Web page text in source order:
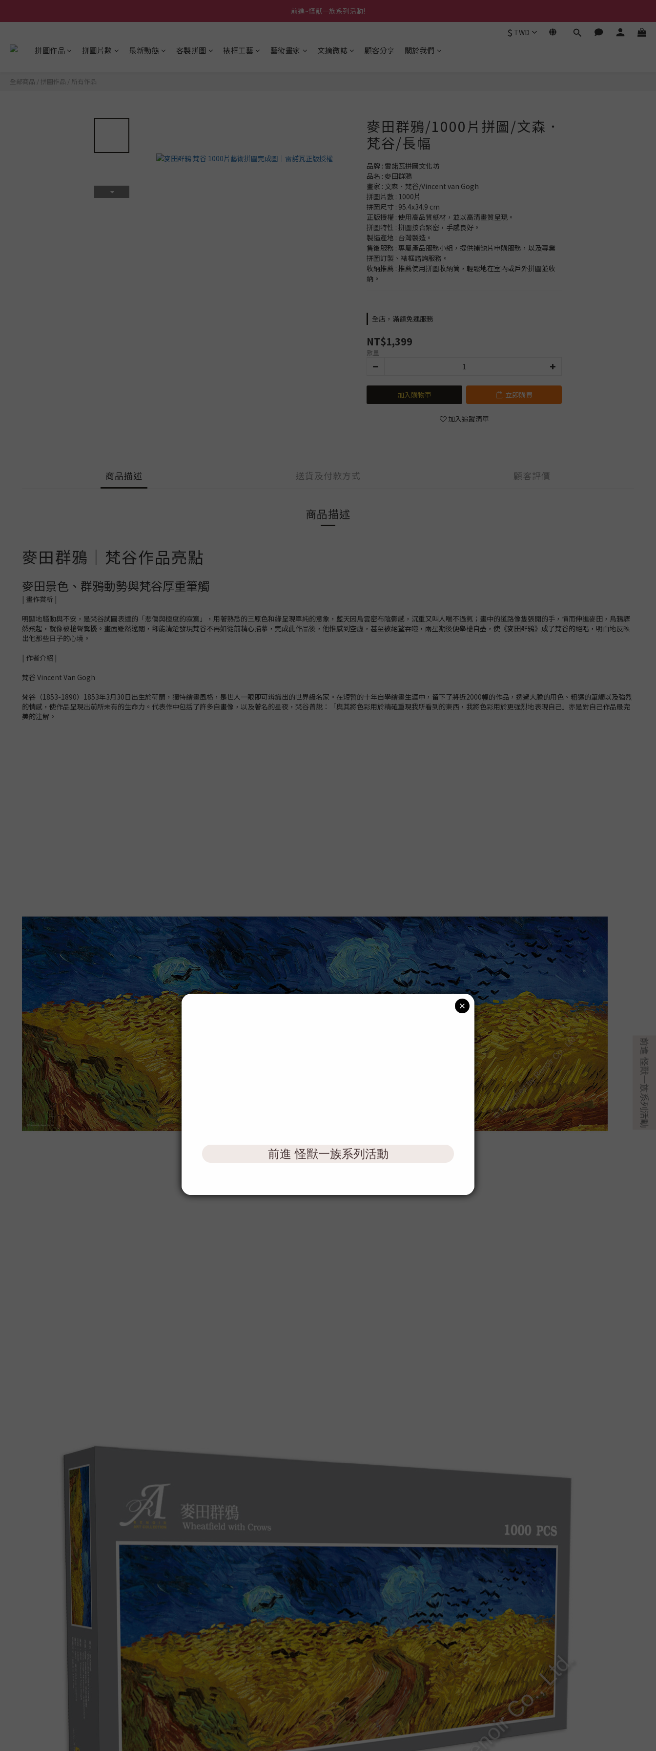
前進~怪獸一族系列活動!
前進~怪獸一族系列活動!
前進~怪獸一族系列活動!
$ TWD
拼圖作品 拼圖片數 最新動態 客製拼圖 裱框工藝 藝術畫家 文摘微誌 顧客分享 關於我們
全部商品 / 拼圖作品 / 所有作品
麥田群鴉/1000片拼圖/文森．
梵谷/長幅
品牌 : 雷諾瓦拼圖文化坊
品名 : 麥田群鴉
畫家 : 文森．梵谷/Vincent van Gogh
拼圖片數 : 1000片
拼圖尺寸 : 95.4x34.9 cm
正版授權 : 使用高品質紙材，並以高清畫質呈現。
拼圖特性 : 拼圖接合緊密，手感良好。
製造產地 : 台灣製造。
售後服務 : 專屬產品服務小組，提供補缺片申購服務，以及專業
拼圖訂製、裱框諮詢服務。
收納推薦 : 推薦使用拼圖收納筒，輕鬆地在室內或戶外拼圖並收
納。
全店，滿額免運服務
NT$1,399
數量
加入購物車 立即購買
加入追蹤清單
商品描述 送貨及付款方式 顧客評價
商品描述
麥田群鴉｜梵谷作品亮點
麥田景色、群鴉動勢與梵谷厚重筆觸
| 畫作賞析 |
明顯地騷動與不安，是梵谷試圖表達的「悲傷與極度的寂寞」，用著熟悉的三原色和綠呈現單純的意象，藍天因烏雲密布陰鬱感，沉重又叫人喘不過氣；畫中的道路像隻張開的手，憤而伸進麥田，烏鴉驟
然飛起，就像被槍聲驚擾。畫面雖然遼闊，卻能清楚發現梵谷不再如從前精心描摹，完成此作品後，他惟感到空虛，甚至被絕望吞噬，兩星期後便舉槍自盡，使《麥田群鴉》成了梵谷的絕唱，明白地反映
出他那些日子的心境。
| 作者介紹 |
梵谷 Vincent Van Gogh
梵谷（1853-1890）1853年3月30日出生於荷蘭，獨特繪畫風格，是世人一眼即可辨識出的世界級名家。在短暫的十年自學繪畫生涯中，留下了將近2000幅的作品，透過大膽的用色、粗獷的筆觸以及強烈
的情感，使作品呈現出前所未有的生命力。代表作中包括了許多自畫像，以及著名的星夜，梵谷曾說：「與其將色彩用於精確重現我所看到的東西，我將色彩用於更強烈地表現自己」亦是對自己作品最完
美的注解。